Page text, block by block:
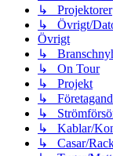
↳ Projektorer
↳ Övrigt/
Övrigt
↳
↳ On Tour
↳ Projekt
↳
↳
↳ Kablar/
↳ Casar/